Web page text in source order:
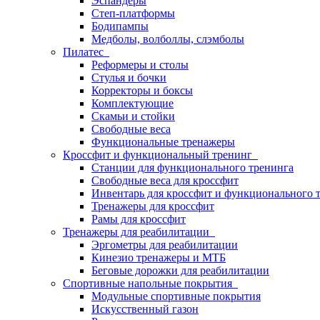
Степ-платформы
Бодипампы
Медболы, волболлы, слэмболы
Пилатес
Реформеры и столы
Стулья и бочки
Корректоры и боксы
Комплектующие
Скамьи и стойки
Свободные веса
Функциональные тренажеры
Кроссфит и функциональный тренинг
Станции для функционального тренинга
Свободные веса для кроссфит
Инвентарь для кроссфит и функционального
Тренажеры для кроссфит
Рамы для кроссфит
Тренажеры для реабилитации
Эргометры для реабилитации
Кинезио тренажеры и МТБ
Беговые дорожки для реабилитации
Спортивные напольные покрытия
Модульные спортивные покрытия
Искусственный газон